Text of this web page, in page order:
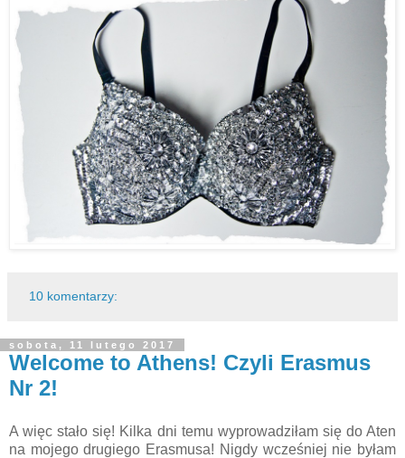
10 komentarzy:
sobota, 11 lutego 2017
Welcome to Athens! Czyli Erasmus
Nr 2!
A więc stało się! Kilka dni temu wyprowadziłam się do Aten
na mojego drugiego Erasmusa! Nigdy wcześniej nie byłam